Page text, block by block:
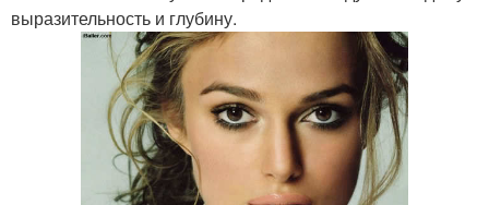
выразительность и глубину.